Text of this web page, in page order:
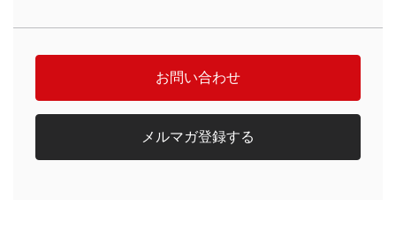
お問い合わせ
メルマガ登録する